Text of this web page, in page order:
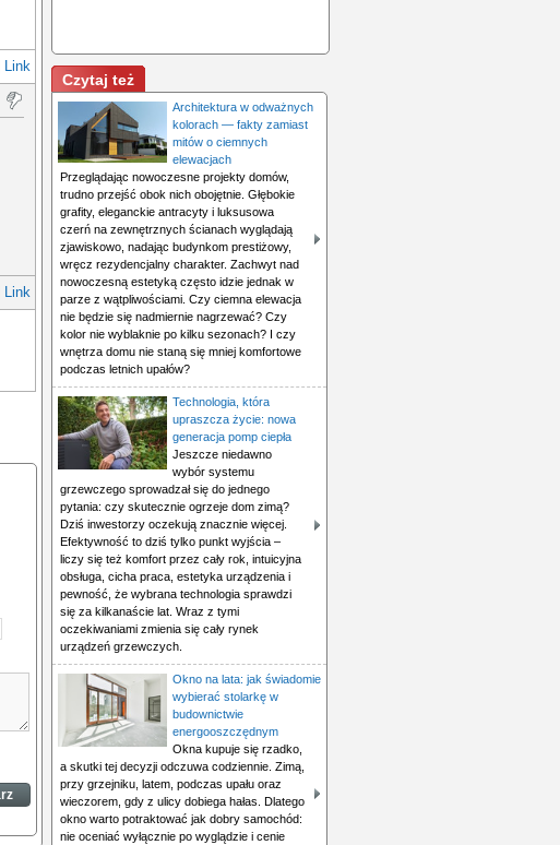
Link
Link
Czytaj też
Architektura w odważnych
kolorach — fakty zamiast
mitów o ciemnych
elewacjach
Przeglądając nowoczesne projekty domów,
trudno przejść obok nich obojętnie. Głębokie
grafity, eleganckie antracyty i luksusowa
czerń na zewnętrznych ścianach wyglądają
zjawiskowo, nadając budynkom prestiżowy,
wręcz rezydencjalny charakter. Zachwyt nad
nowoczesną estetyką często idzie jednak w
parze z wątpliwościami. Czy ciemna elewacja
nie będzie się nadmiernie nagrzewać? Czy
kolor nie wyblaknie po kilku sezonach? I czy
wnętrza domu nie staną się mniej komfortowe
podczas letnich upałów?
Technologia, która
upraszcza życie: nowa
generacja pomp ciepła
Jeszcze niedawno
wybór systemu
grzewczego sprowadzał się do jednego
pytania: czy skutecznie ogrzeje dom zimą?
Dziś inwestorzy oczekują znacznie więcej.
Efektywność to dziś tylko punkt wyjścia –
liczy się też komfort przez cały rok, intuicyjna
obsługa, cicha praca, estetyka urządzenia i
pewność, że wybrana technologia sprawdzi
się za kilkanaście lat. Wraz z tymi
oczekiwaniami zmienia się cały rynek
urządzeń grzewczych.
Okno na lata: jak świadomie
wybierać stolarkę w
budownictwie
energooszczędnym
Okna kupuje się rzadko,
a skutki tej decyzji odczuwa codziennie. Zimą,
przy grzejniku, latem, podczas upału oraz
wieczorem, gdy z ulicy dobiega hałas. Dlatego
okno warto potraktować jak dobry samochód:
nie oceniać wyłącznie po wyglądzie i cenie